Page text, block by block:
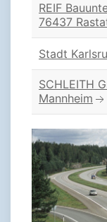
REIF
76437
Stadt
SCHLEITH
Mannheim